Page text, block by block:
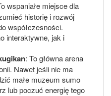
wspaniałe miejsce dla
historię i rozwój
współczesności.
interaktywne, jak i
: To główna arena
Nawet jeśli nie ma
małe muzeum sumo
lub poczuć energię tego